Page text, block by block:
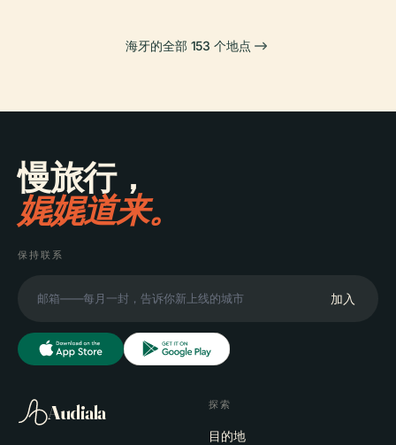
海牙的全部 153 个地点
慢旅行，
娓娓道来。
保持联系
加入
Audiala 探索
目的地